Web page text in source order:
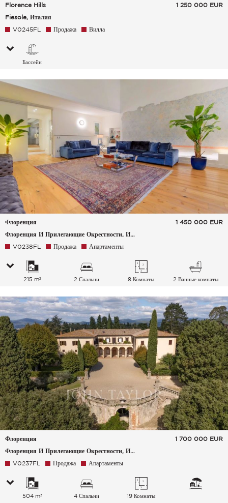
Florence Hills
Fiesole, Италия
1 250 000 EUR
V0245FL Продажа Вилла
Бассейн
Флоренция
Флоренция И Прилегающие Окрестности, Италия
1 450 000 EUR
V0238FL Продажа Апартаменты
215 m² 2 Спальни 8 Комнаты 2 Ванные комнаты
Флоренция
Флоренция И Прилегающие Окрестности, Италия
1 700 000 EUR
V0237FL Продажа Апартаменты
504 m² 4 Спальни 19 Комнаты